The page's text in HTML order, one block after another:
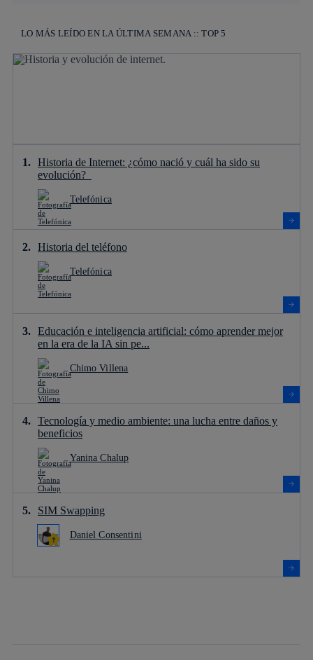
LO MÁS LEÍDO EN LA ÚLTIMA SEMANA :: TOP 5
Historia de Internet: ¿cómo nació y cuál ha sido su
evolución?
Telefónica
Historia del teléfono
Telefónica
Educación e inteligencia artificial: cómo aprender mejor
en la era de la IA sin pe...
Chimo Villena
Tecnología y medio ambiente: una lucha entre daños y
beneficios
Yanina Chalup
SIM Swapping
Daniel Consentini